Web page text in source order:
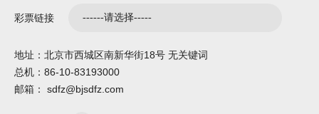
彩票链接
地址：北京市西城区南新华街18号 无关键词
总机：86-10-83193000
邮箱： sdfz@bjsdfz.com